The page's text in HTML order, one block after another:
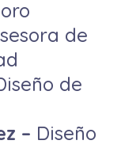
de
de
– Diseño